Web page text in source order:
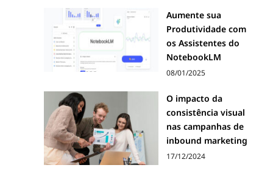
Aumente sua
Produtividade com
os Assistentes do
NotebookLM
08/01/2025
O impacto da
consistência visual
nas campanhas de
inbound marketing
17/12/2024